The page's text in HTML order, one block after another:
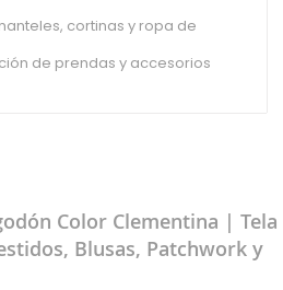
cortinas y ropa de
de prendas y accesorios
Color Clementina | Tela
Blusas, Patchwork y